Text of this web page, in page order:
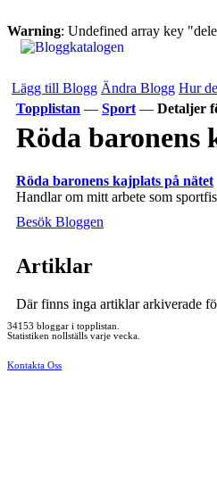
Warning: Undefined array key
Lägg till Blogg Ändra Blogg Hur
Topplistan — Sport — Detaljer
Röda baronens
Röda baronens kajplats på nätet
Handlar om mitt arbete som
Besök Bloggen
Artiklar
Där finns inga artiklar arkiverade
34153 bloggar i topplistan.
Statistiken nollställs varje vecka.
Kontakta Oss